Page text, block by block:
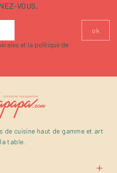
VOUS.
et la politique de
de cuisine haut de gamme et art
table.
